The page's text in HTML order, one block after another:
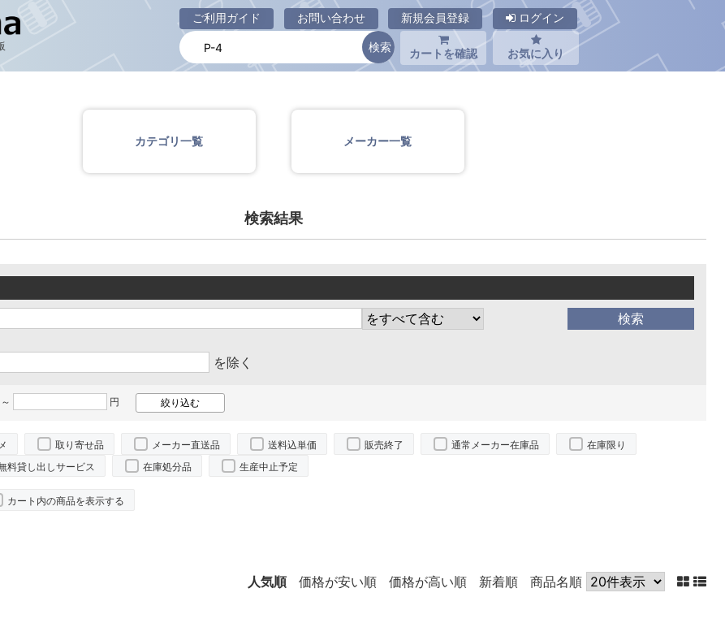
ご利用ガイド お問い合わせ 新規会員登録 ログイン
カートを確認 お気に入り
商品一覧ページ
カテゴリ一覧 メーカー一覧
検索結果
を除く
円
取り寄せ品 メーカー直送品 送料込単価 販売終了 通常メーカー在庫品
在庫限り
料貸し出しサービス 在庫処分品 生産中止予定
カート内の商品を表示する
人気順 価格が安い順 価格が高い順 新着順 商品名順